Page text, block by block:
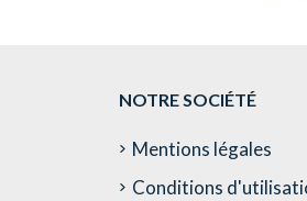
NOTRE SOCIÉTÉ
Mentions légales
Conditions